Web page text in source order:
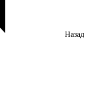
Назад